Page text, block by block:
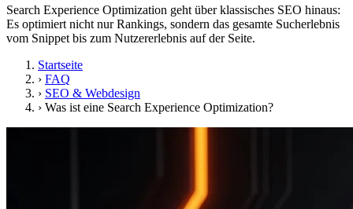
Search Experience Optimization geht über klassisches SEO hinaus:
Es optimiert nicht nur Rankings, sondern das gesamte Sucherlebnis
vom Snippet bis zum Nutzererlebnis auf der Seite.
Startseite
› FAQ
› SEO & Webdesign
› Was ist eine Search Experience Optimization?